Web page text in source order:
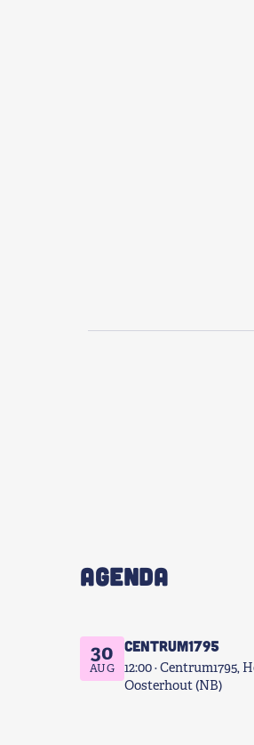
AGENDA
30
AUG
Centrum1795
12:00 Centrum1795,
Oosterhout (NB)